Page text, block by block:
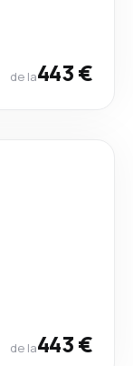
de la443 €
de la443 €